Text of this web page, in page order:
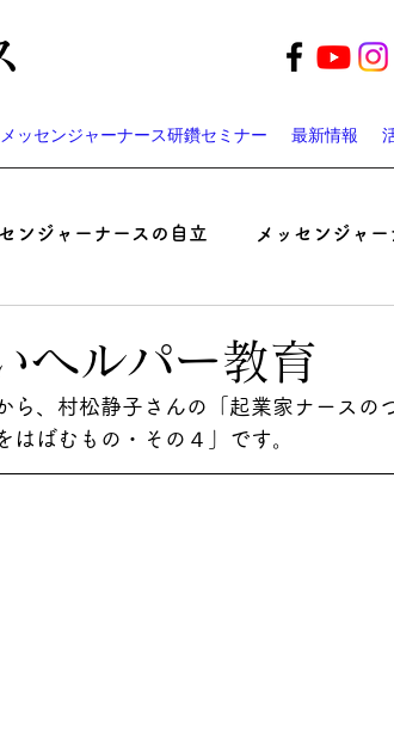
メッセンジャーナース研鑽セミナー 最新情報
ンジャーナースの自立 メッセンジャ
作の「病い」と「神さま」
ヘルパー教育
ら、村松静子さんの「起業家ナースの
はばむもの・その４ 」です。